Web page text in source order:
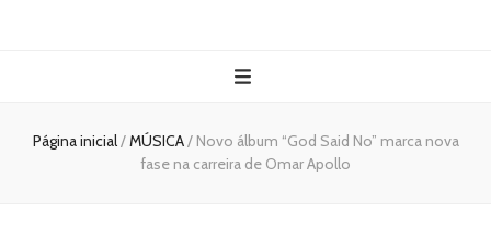
Página inicial/MÚSICA/ Novo álbum “God Said No” marca nova
fase na carreira de Omar Apollo